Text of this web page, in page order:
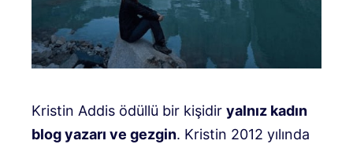
Kristin Addis ödüllü bir kişidir yalnız kadın
blog yazarı ve gezgin. Kristin 2012 yılında